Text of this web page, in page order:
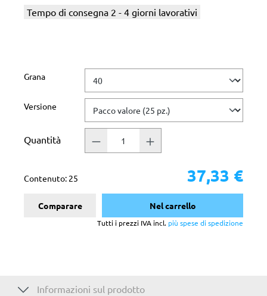
Tempo di consegna 2 - 4 giorni lavorativi
Seleziona
Grana
Seleziona
Versione
Quantità
Contenuto: 25 37,33 €
Comparare Nel carrello
Tutti i prezzi IVA incl. più spese di spedizione
Informazioni sul prodotto